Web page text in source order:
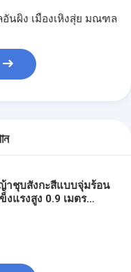
นผิง เมืองเหิงสุ่ย มณฑล
าชุบสังกะสีแบบจุ่มร้อน
งแรงสูง 0.9 เมตร